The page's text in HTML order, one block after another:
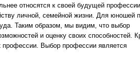
относятся к своей будущей
личной, семейной жизни. Для юношей
Таким образом, мы видим, что выбор
и оценку своих способностей.
профессии. Выбор профессии является